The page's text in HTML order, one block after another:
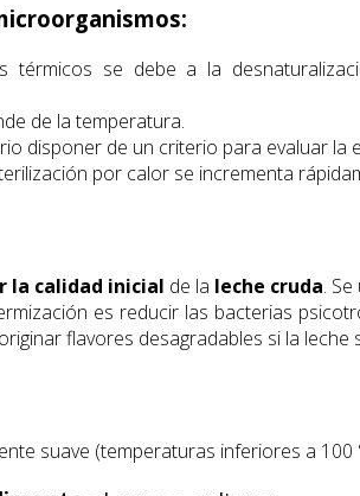
se debe a la
de la temperatura.
disponer de un criterio para evaluar la
por calor se incrementa
la calidad inicial de la leche cruda.
es reducir las bacterias
flavores desagradables si la
suave (temperaturas inferiores a 100